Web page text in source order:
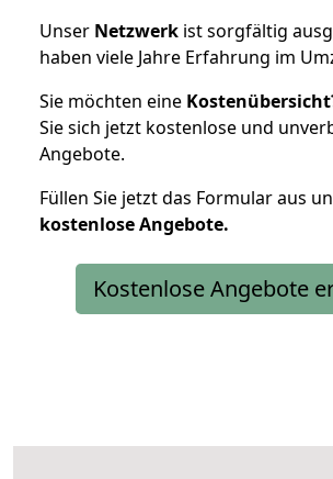
Unser Netzwerk ist sorgfältig
haben viele Jahre Erfahrung im
Sie möchten eine
Sie sich jetzt kostenlose und
Angebote.
Füllen Sie jetzt das Formular aus
kostenloseAngebote.
Kostenlose Angebote